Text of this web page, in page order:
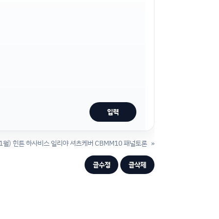
) 힌튼 하사비스 일리야 셔츠케버 CBMM10 패널토론 »
글수정 글삭제